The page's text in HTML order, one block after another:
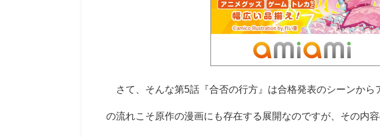
さて、そんな第5話『合否の行方』は合格発表のシーンから
の流れこそ原作の漫画にも存在する展開なのですが、その内